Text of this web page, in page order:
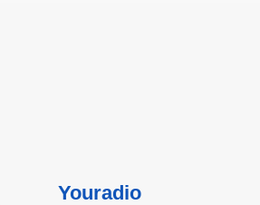
Youradio